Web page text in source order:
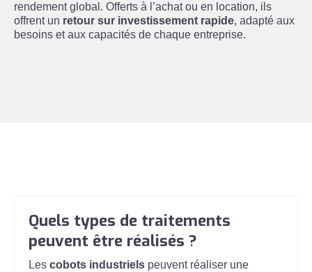
rendement global. Offerts à l’achat ou en location, ils
offrent un retour sur investissement rapide, adapté aux
besoins et aux capacités de chaque entreprise.
Quels types de traitements
peuvent être réalisés ?
Les cobots industriels peuvent réaliser une